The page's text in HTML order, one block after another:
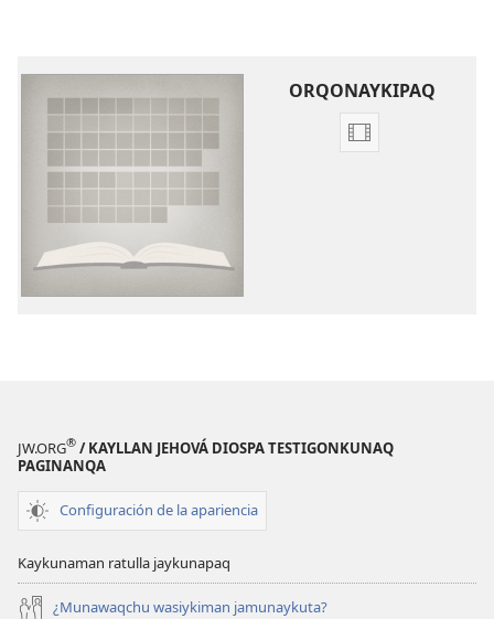
ORQONAYKIPAQ
Videopi
JW.ORG® / KAYLLAN JEHOVÁ DIOSPA TESTIGONKUNAQ
PAGINANQA
Configuración de la apariencia
Kaykunaman ratulla jaykunapaq
¿Munawaqchu wasiykiman jamunaykuta?